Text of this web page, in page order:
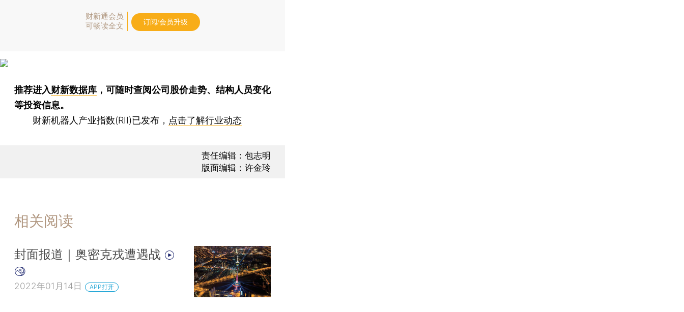
财新通会员
可畅读全文
订阅/会员升级
推荐进入财新数据库 ，可随时查阅公司股价走势、结构人员变化
等投资信息。
财新机器人产业指数(RII)已发布， 点击了解行业动态
责任编辑：包志明
版面编辑：许金玲
相关阅读
封面报道｜奥密克戎遭遇战
2022年01月14日 APP打开